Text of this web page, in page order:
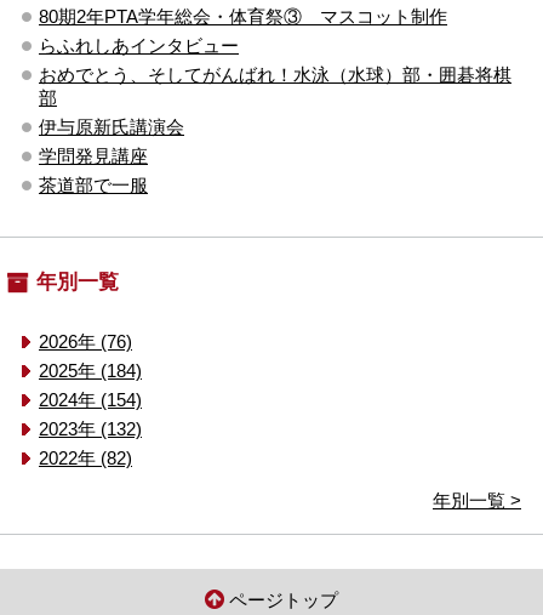
80期2年PTA学年総会・体育祭③ マスコット制作
らふれしあインタビュー
おめでとう、そしてがんばれ！水泳（水球）部・囲碁将棋
部
伊与原新氏講演会
学問発見講座
茶道部で一服
年別一覧
2026年 (76)
2025年 (184)
2024年 (154)
2023年 (132)
2022年 (82)
年別一覧 >
ページトップ